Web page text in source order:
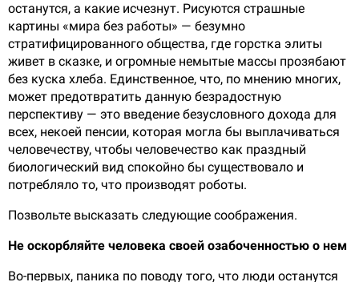
останутся, а какие исчезнут. Рисуются страшные
картины «мира без работы» — безумно
стратифицированного общества, где горстка элиты
живет в сказке, и огромные немытые массы прозябают
без куска хлеба. Единственное, что, по мнению многих,
может предотвратить данную безрадостную
перспективу — это введение безусловного дохода для
всех, некоей пенсии, которая могла бы выплачиваться
человечеству, чтобы человечество как праздный
биологический вид спокойно бы существовало и
потребляло то, что производят роботы.
Позвольте высказать следующие соображения.
Не оскорбляйте человека своей озабоченностью о нем
Во-первых, паника по поводу того, что люди останутся